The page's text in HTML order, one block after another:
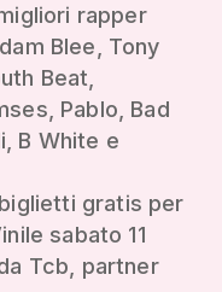
rapper
Blee, Tony
Beat,
Pablo, Bad
B White e
gratis per
sabato 11
Tcb, partner